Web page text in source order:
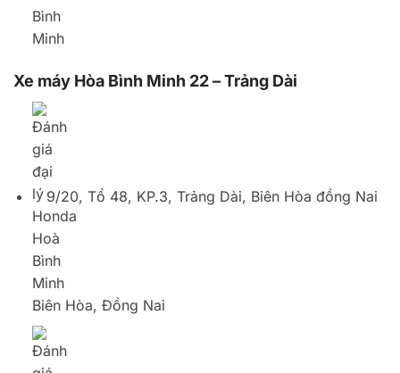
Biên Hòa, Đồng Nai
02513683787
Xe máy Hòa Bình Minh 19 – Long Bình